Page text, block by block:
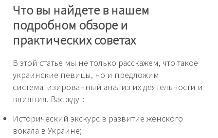
Что вы найдете в нашем
подробном обзоре и
практических советах
В этой статье мы не только расскажем, что такое
украинские певицы, но и предложим
систематизированный анализ их деятельности и
влияния. Вас ждут:
Исторический экскурс в развитие женского
вокала в Украине;